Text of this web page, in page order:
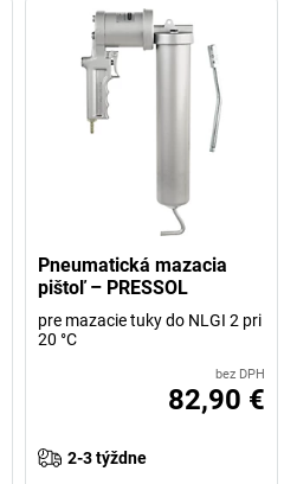
Pneumatická mazacia
pištoľ – PRESSOL
pre mazacie tuky do NLGI 2 pri
20 °C
bez DPH
82,90 €
2-3 týždne